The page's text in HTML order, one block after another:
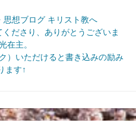
ださり、ありがとうございま
在主。
）いただけると書き込みの励み
ます↑